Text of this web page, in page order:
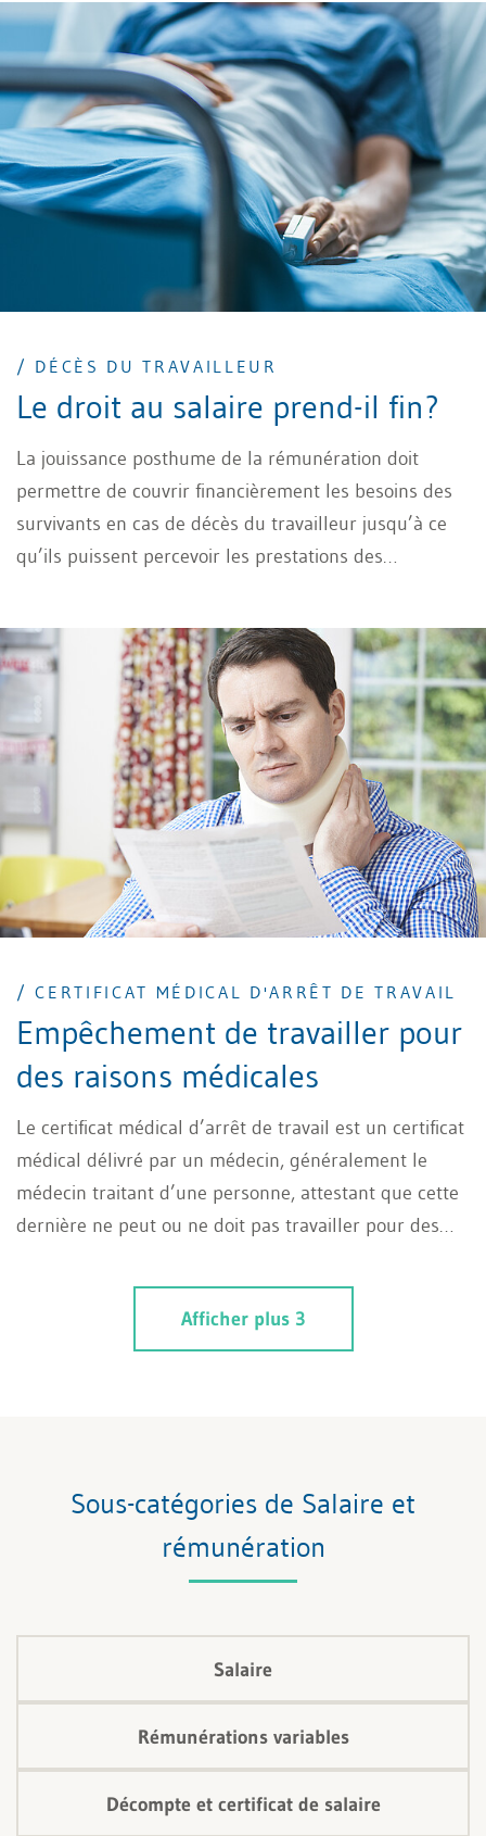
long de cet article, les règles qu’il convient d’observer
afin que le chiffre 13 ne soit pas de mauvais augure
pour l’employeur.
/ DÉCÈS DU TRAVAILLEUR
Le droit au salaire prend-il fin?
La jouissance posthume de la rémunération doit
permettre de couvrir financièrement les besoins des
survivants en cas de décès du travailleur jusqu’à ce
qu’ils puissent percevoir les prestations des
prestation spécifique d’assistance.
/ CERTIFICAT MÉDICAL D'ARRÊT DE TRAVAIL
Empêchement de travailler pour
des raisons médicales
Le certificat médical d’arrêt de travail est un certificat
médical délivré par un médecin, généralement le
médecin traitant d’une personne, attestant que cette
dernière ne peut ou ne doit pas travailler pour des
Afficher plus 3
Sous-catégories de Salaire et
rémunération
Salaire
Rémunérations variables
Décompte et certificat de salaire